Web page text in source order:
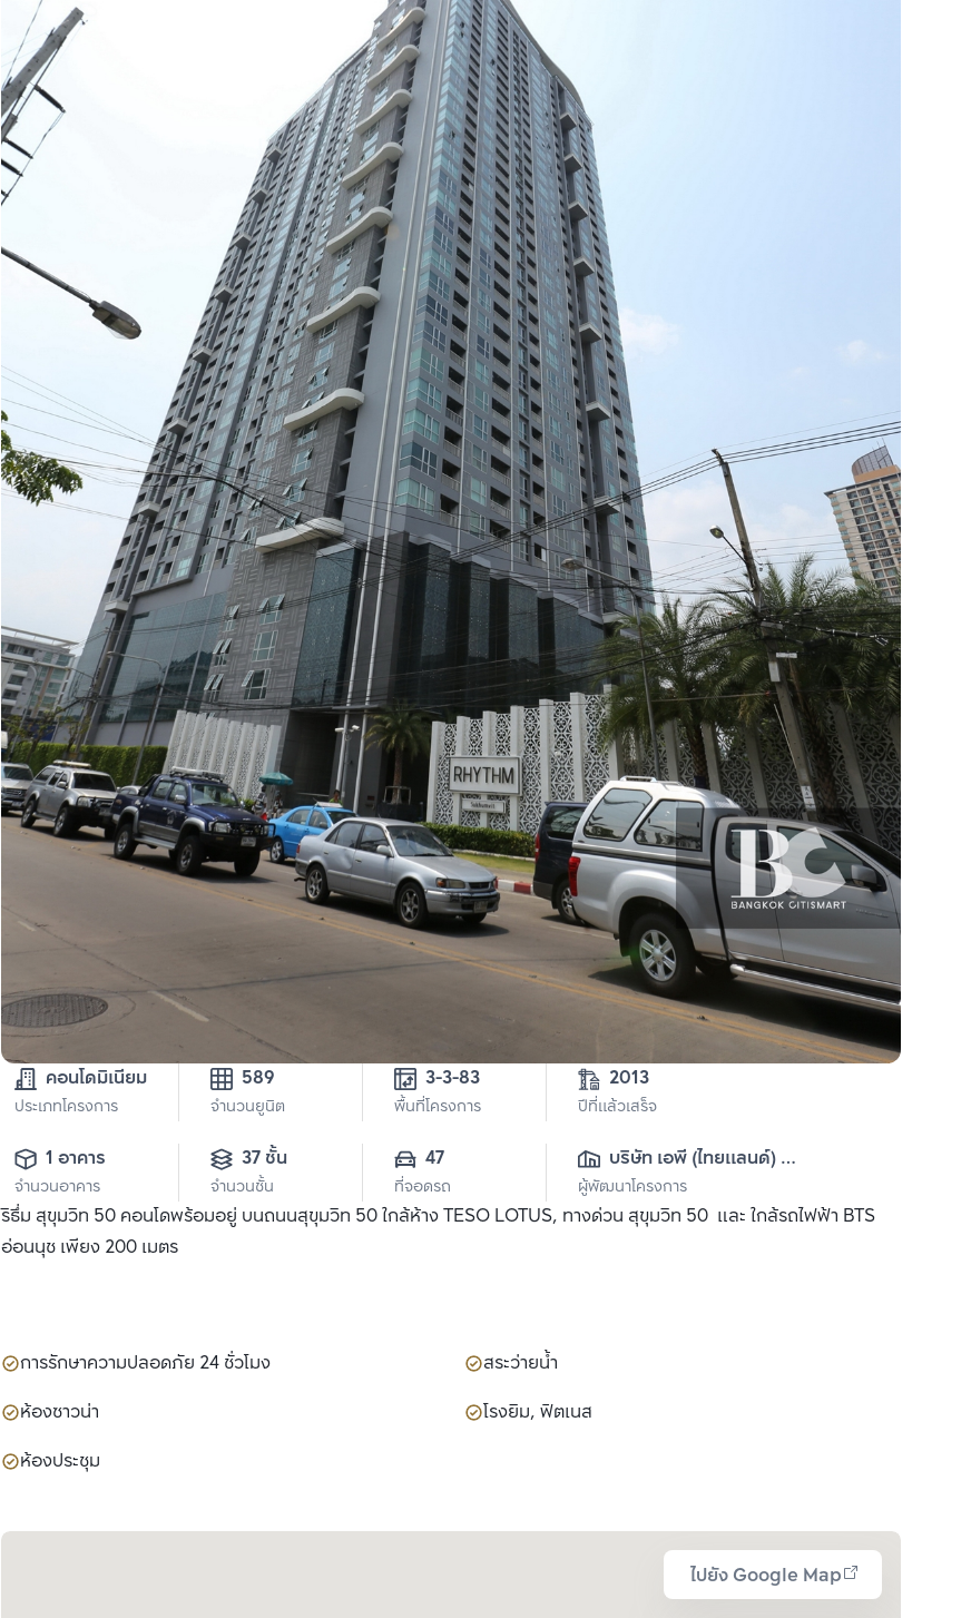
คอนโดมิเนียม
ประเภทโครงการ
589
จำนวนยูนิต
3-3-83
พื้นที่โครงการ
2013
ปีที่แล้วเสร็จ
1 อาคาร
จำนวนอาคาร
37 ชั้น
จำนวนชั้น
47
ที่จอดรถ
บริษัท เอพี (ไทยแลนด์)
จำกัด(มหาชน)
ผู้พัฒนาโครงการ
ริธึ่ม สุขุมวิท 50 คอนโดพร้อมอยู่ บนถนนสุขุมวิท 50 ใกล้ห้าง TESO LOTUS, ทางด่วน สุขุมวิท 50 และ ใกล้รถไฟฟ้า BTS
อ่อนนุช เพียง 200 เมตร
การรักษาความปลอดภัย 24 ชั่วโมง
สระว่ายน้ำ
ห้องซาวน่า
โรงยิม, ฟิตเนส
ห้องประชุม
ไปยัง Google Map